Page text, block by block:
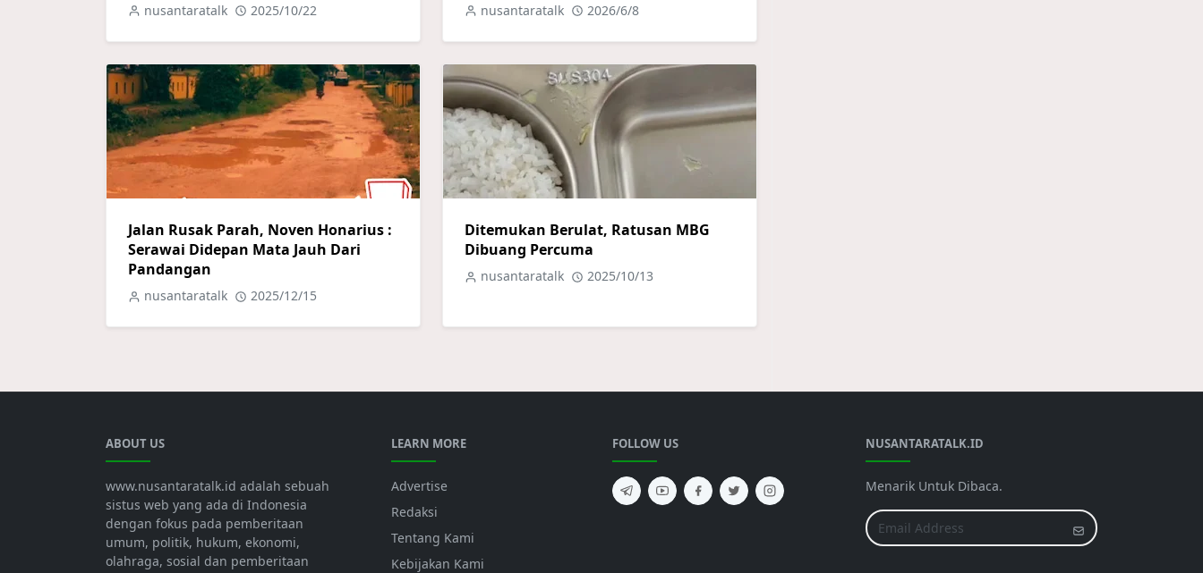
nusantaratalk 2025/10/22 nusantaratalk 2026/6/8
Jalan Rusak Parah, Noven Honarius :
Serawai Didepan Mata Jauh Dari
Pandangan
nusantaratalk 2025/12/15
Ditemukan Berulat, Ratusan MBG
Dibuang Percuma
nusantaratalk 2025/10/13
ABOUT US
www.nusantaratalk.id adalah sebuah
sistus web yang ada di Indonesia
dengan fokus pada pemberitaan
umum, politik, hukum, ekonomi,
olahraga, sosial dan pemberitaan
LEARN MORE
Advertise
Redaksi
Tentang Kami
Kebijakan Kami
FOLLOW US NUSANTARATALK.ID
Menarik Untuk Dibaca.